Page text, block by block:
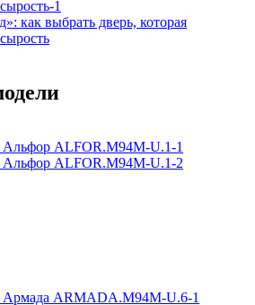
как выбрать дверь, которая